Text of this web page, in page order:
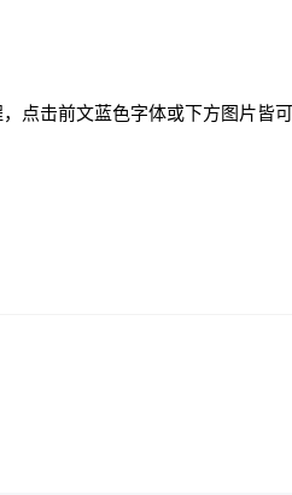
点击前文蓝色字体或下方图片皆可